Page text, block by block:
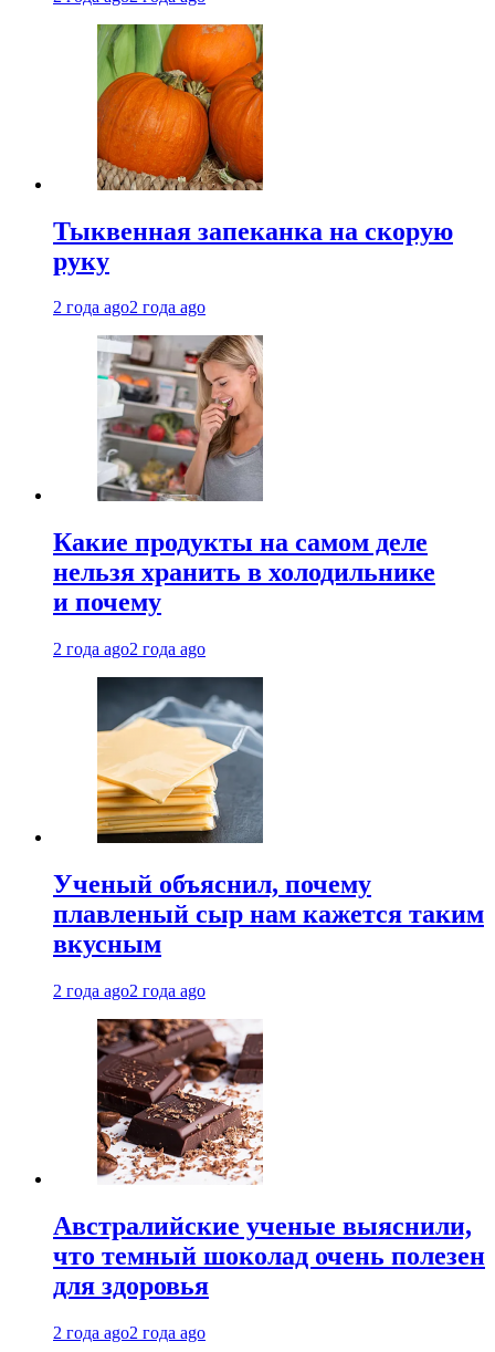
Тыквенная запеканка на скорую
руку
2 года ago2 года ago
Какие продукты на самом деле
нельзя хранить в холодильнике
и почему
2 года ago2 года ago
Ученый объяснил, почему
плавленый сыр нам кажется таким
вкусным
2 года ago2 года ago
Австралийские ученые выяснили,
что темный шоколад очень полезен
для здоровья
2 года ago2 года ago